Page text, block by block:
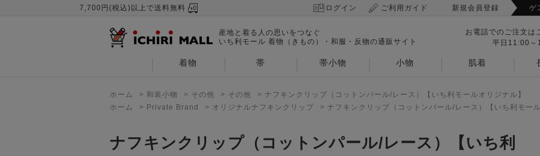
7,700円(税込)以上で送料無料 ログイン ご利用ガイド 新規会員登録 ゲ
産地と着る人の思いをつなぐ
いち利モール 着物（きもの）・和服・反物の通販サイト
お電話でのご注文は
平日11:00～
着物 帯 帯小物 小物 肌着
ホーム > 和装小物 > その他 > その他 > ナフキンクリップ（コットンパール/レース）【いち利モールオリジナル】
ホーム
> Private Brand > オリジナルナフキンクリップ > ナフキンクリップ（コットンパール/レース）【いち利モール
ナフキンクリップ（コットンパール/レース）【いち利